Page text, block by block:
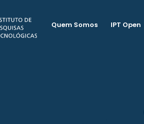
Quem Somos IPT Open